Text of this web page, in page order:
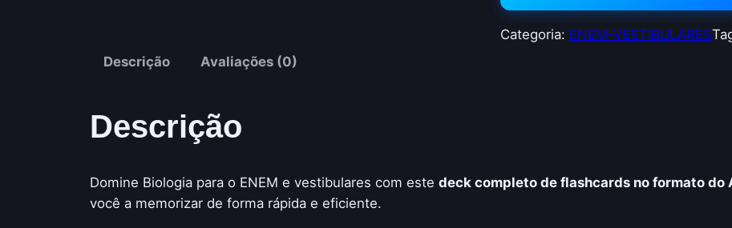
Categoria: ENEM-VESTIBULARES
Descrição
Avaliações (0)
Descrição
Domine Biologia para o ENEM e vestibulares com este deck completo de flashcards no formato do
você a memorizar de forma rápida e eficiente.